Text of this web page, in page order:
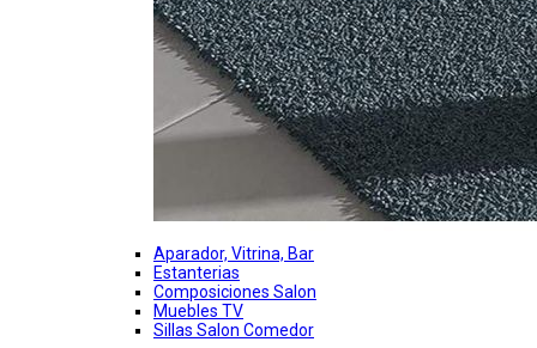
Aparador, Vitrina, Bar
Estanterias
Composiciones Salon
Muebles TV
Sillas Salon Comedor